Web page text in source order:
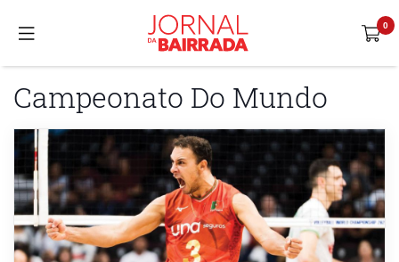
Campeonato Do Mundo